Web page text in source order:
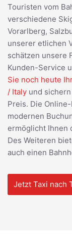
Touristen vom
verschiedene
Vorarlberg,
unserer etlichen
schätzen unsere
Kunden-Service
Sie noch heute
/ Italy und
Preis. Die
modernen
ermöglicht Ihnen
Des Weiteren
auch einen
Jetzt Taxi nach